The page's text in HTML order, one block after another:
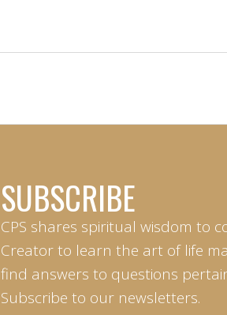
SUBSCRIBE
CPS shares spiritual wisdom to
Creator to learn the art of life
find answers to questions
Subscribe to our newsletters.